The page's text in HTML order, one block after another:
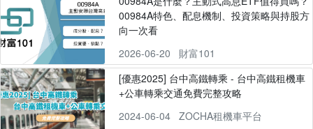
00984A特色、配息機制、投資策略與持股方
向一次看
2026-06-20
財富101
[優惠2025] 台中高鐵轉乘 - 台中高鐵租機車
+公車轉乘交通免費完整攻略
2024-06-04
ZOCHA租機車平台